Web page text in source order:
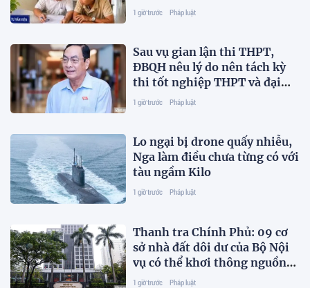
1 giờ trước Pháp luật
Sau vụ gian lận thi THPT,
ĐBQH nêu lý do nên tách kỳ
thi tốt nghiệp THPT và đại
học
1 giờ trước Pháp luật
Lo ngại bị drone quấy nhiễu,
Nga làm điều chưa từng có với
tàu ngầm Kilo
1 giờ trước Pháp luật
Thanh tra Chính Phủ: 09 cơ
sở nhà đất dôi dư của Bộ Nội
vụ có thể khơi thông nguồn
lực ngay
1 giờ trước Pháp luật